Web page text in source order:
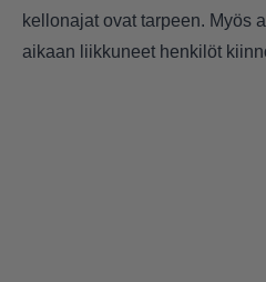
kellonajat ovat tarpeen. Myös
aikaan liikkuneet henkilöt